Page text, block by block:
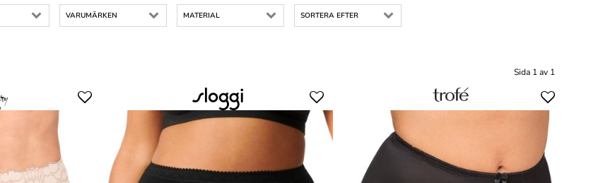
VARUMÄRKEN MATERIAL SORTERA EFTER
Sida 1 av 1